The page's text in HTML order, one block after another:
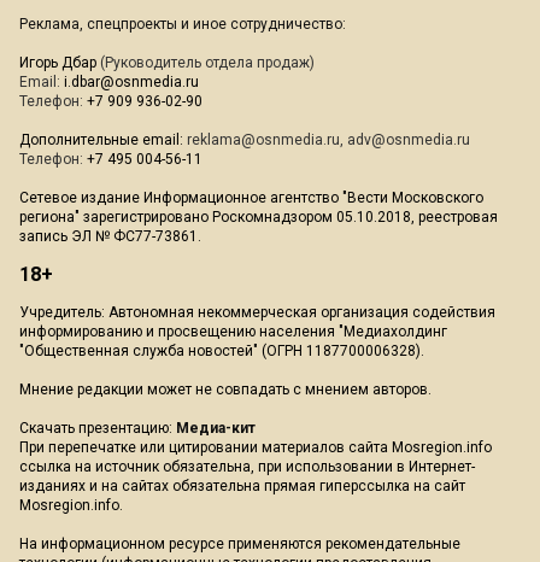
Реклама, спецпроекты и иное сотрудничество:
Игорь Дбар (Руководитель отдела продаж)
Email: i.dbar@osnmedia.ru
Телефон: +7 909 936-02-90
Дополнительные email: reklama@osnmedia.ru, adv@osnmedia.ru
Телефон: +7 495 004-56-11
Сетевое издание Информационное агентство "Вести Московского
региона" зарегистрировано Роскомнадзором 05.10.2018, реестровая
запись ЭЛ № ФС77-73861.
18+
Учредитель: Автономная некоммерческая организация содействия
информированию и просвещению населения "Медиахолдинг
"Общественная служба новостей" (ОГРН 1187700006328).
Мнение редакции может не совпадать с мнением авторов.
Скачать презентацию: Медиа-кит
При перепечатке или цитировании материалов сайта Mosregion.info
ссылка на источник обязательна, при использовании в Интернет-
изданиях и на сайтах обязательна прямая гиперссылка на сайт
Mosregion.info.
На информационном ресурсе применяются рекомендательные